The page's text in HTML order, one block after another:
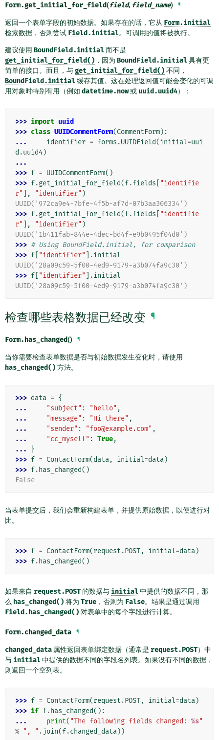
Form.get_initial_for_field(field, field_name) ¶
返回一个表单字段的初始数据。如果存在的话，它从 Form.initial
检索数据，否则尝试 Field.initial。可调用的值将被执行。
建议使用 BoundField.initial而不是
get_initial_for_field() ，因为 BoundField.initial具有更
简单的接口。而且，与get_initial_for_field() 不同，
BoundField.initial缓存其值。这在处理返回值可能会变化的可调
用对象时特别有用（例如 datetime.now或 uuid.uuid4）：
>>> import uuid
>>> class UUIDCommentForm(CommentForm):
...
identifier = forms .UUIDField(initial=uui
d .uuid4)
...
>>> f = UUIDCommentForm()
>>> f.get_initial_for_field(f.fields
"identifie
r"
], "identifier" )
UUID('972ca9e4-7bfe-4f5b-af7d-07b3aa306334')
>>> f.get_initial_for_field(f.fields
"identifie
r"
], "identifier" )
UUID('1b411fab-844e-4dec-bd4f-e9b0495f04d0')
>>> # Using BoundField.initial, for comparison
>>> f "identifier" .initial
UUID('28a09c59-5f00-4ed9-9179-a3b074fa9c30')
>>> f "identifier" .initial
UUID('28a09c59-5f00-4ed9-9179-a3b074fa9c30')
检查哪些表格数据已经改变 ¶
Form.has_changed() ¶
当你需要检查表单数据是否与初始数据发生变化时，请使用
has_changed() 方法。
>>> data = {
...
"subject" : "hello" ,
...
"message" : "Hi there" ,
...
"sender" : "foo@example.com" ,
...
"cc_myself" : True,
...
}
>>> f = ContactForm(data, initial=data)
>>> f. has_changed()
False
当表单提交后，我们会重新构建表单，并提供原始数据，以便进行对
比。
>>> f = ContactForm(request .POST, initial=data)
>>> f. has_changed()
如果来自 request.POST 的数据与 initial中提供的数据不同，那
么 has_changed() 将为 True ，否则为 False。结果是通过调用
Field.has_changed() 对表单中的每个字段进行计算。
Form.changed_data ¶
changed_data 属性返回表单绑定数据（通常是 request.POST）中
与 initial中提供的数据不同的字段名列表。如果没有不同的数据，
则返回一个空列表。
>>> f = ContactForm(request .POST, initial=data)
>>> if f. has_changed():
...
print( "The following fields changed: %s"
% ", " . join(f.changed_data))